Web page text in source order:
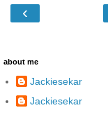
‹
about me
Jackiesekar
Jackiesekar